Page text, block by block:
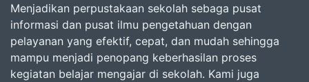
Menjadikan perpustakaan sekolah sebaga pusat
informasi dan pusat ilmu pengetahuan dengan
pelayanan yang efektif, cepat, dan mudah sehingga
mampu menjadi penopang keberhasilan proses
kegiatan belajar mengajar di sekolah. Kami juga